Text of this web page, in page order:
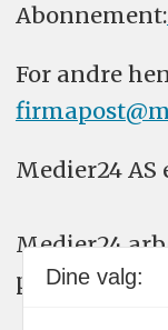
Abonnement:
For andre
Medier24 AS
Medier24
plakatens
Dine valg: